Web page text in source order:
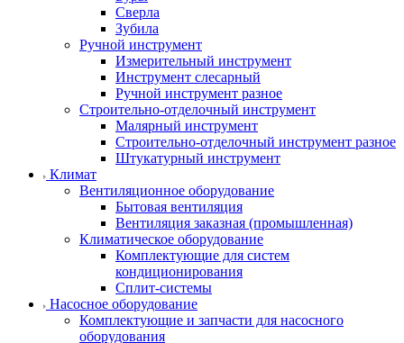
Сверла
Зубила
Ручной инструмент
Измерительный инструмент
Инструмент слесарный
Ручной инструмент разное
Строительно-отделочный инструмент
Малярный инструмент
Строительно-отделочный инструмент разное
Штукатурный инструмент
Климат
Вентиляционное оборудование
Бытовая вентиляция
Вентиляция заказная (промышленная)
Климатическое оборудование
Комплектующие для систем
кондиционирования
Сплит-системы
Насосное оборудование
Комплектующие и запчасти для насосного
оборудования